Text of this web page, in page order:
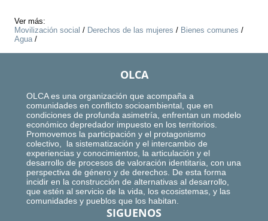
Ver más:
Movilización social / Derechos de las mujeres / Bienes comunes /
Agua/
OLCA
OLCA es una organización que acompaña a
comunidades en conflicto socioambiental, que en
condiciones de profunda asimetría, enfrentan un modelo
económico depredador impuesto en los territorios.
Promovemos la participación y el protagonismo
colectivo, la sistematización y el intercambio de
experiencias y conocimientos, la articulación y el
desarrollo de procesos de valoración identitaria, con una
perspectiva de género y de derechos. De esta forma
incidir en la construcción de alternativas al desarrollo,
que estén al servicio de la vida, los ecosistemas, y las
comunidades y pueblos que los habitan.
SIGUENOS